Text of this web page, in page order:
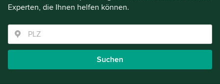
Experten, die Ihnen helfen können.
Suchen